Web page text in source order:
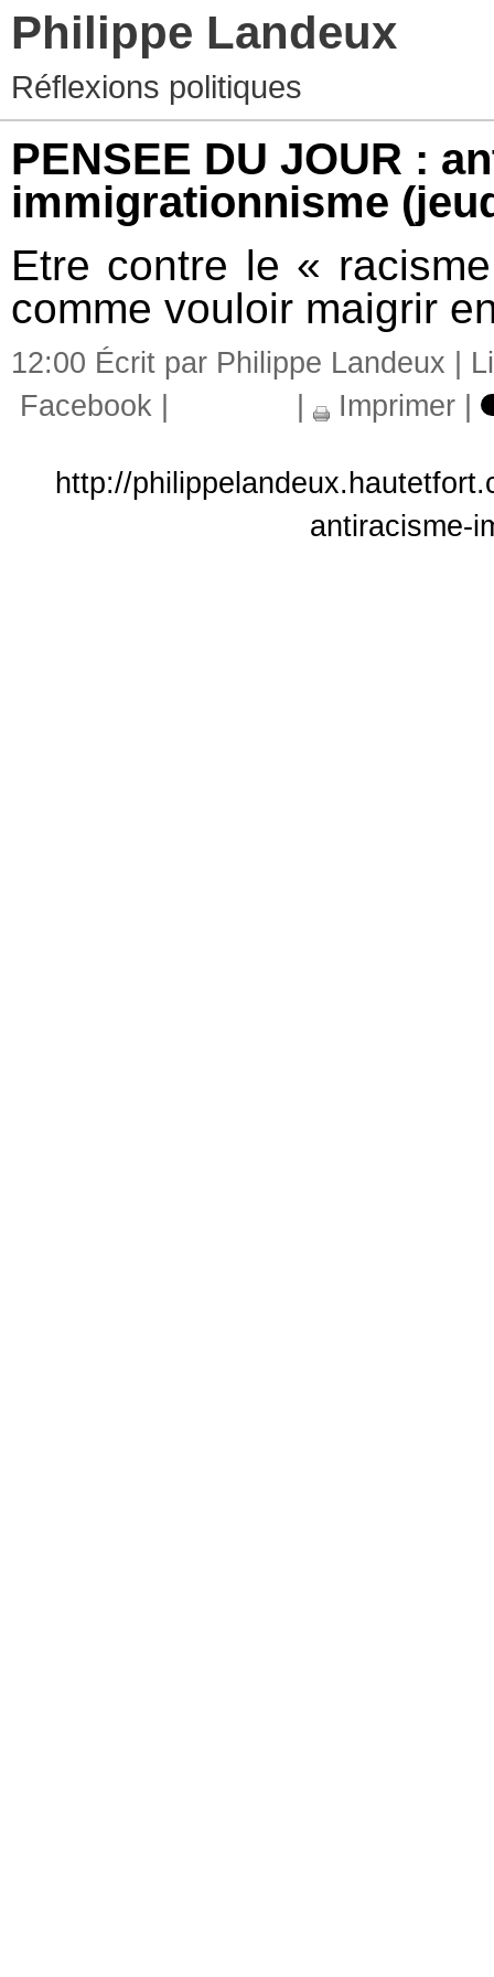
Philippe Landeux
Réflexions politiques
PENSEE DU JOUR :
immigrationnisme
Etre contre le «
comme vouloir maigrir
12:00 Écrit par Philippe Landeux |
Facebook
Imprimer
http://
antiracisme-